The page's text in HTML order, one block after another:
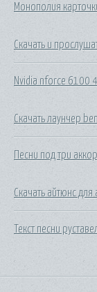
Монополия
Скачать и
Nvidia nforce 6100
Скачать лаунчер
Песни под три
Скачать айтюнс
Текст песни